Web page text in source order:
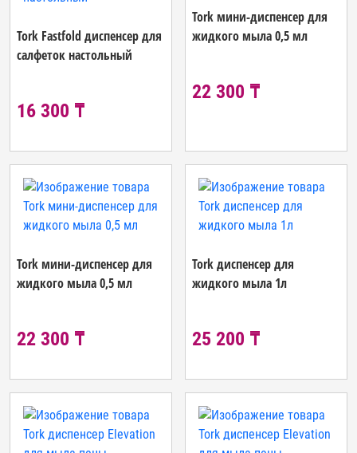
Tork Fastfold диспенсер для
салфеток настольный
16 300 ₸
Tork мини-диспенсер для
жидкого мыла 0,5 мл
22 300 ₸
Tork мини-диспенсер для
жидкого мыла 0,5 мл
22 300 ₸
Tork диспенсер для
жидкого мыла 1л
25 200 ₸